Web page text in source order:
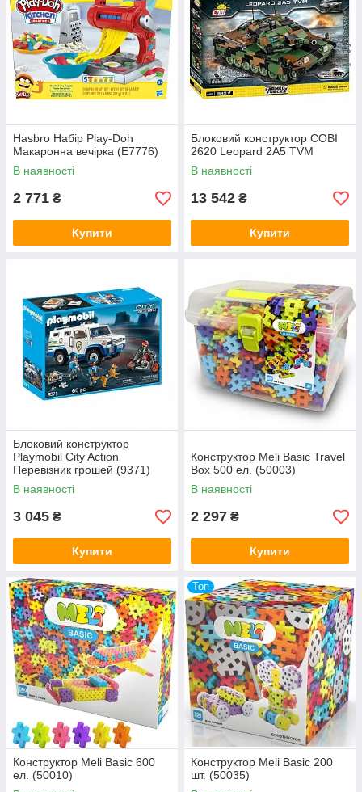
Hasbro Набір Play-Doh
Макаронна вечірка (E7776)
В наявності
2 771 ₴
Купити
Блоковий конструктор COBI
2620 Leopard 2A5 TVM
В наявності
13 542 ₴
Купити
Блоковий конструктор
Playmobil City Action
Перевізник грошей (9371)
В наявності
3 045 ₴
Купити
Конструктор Meli Basic Travel
Box 500 ел. (50003)
В наявності
2 297 ₴
Купити
Конструктор Meli Basic 600
ел. (50010)
Топ
Конструктор Meli Basic 200
шт. (50035)